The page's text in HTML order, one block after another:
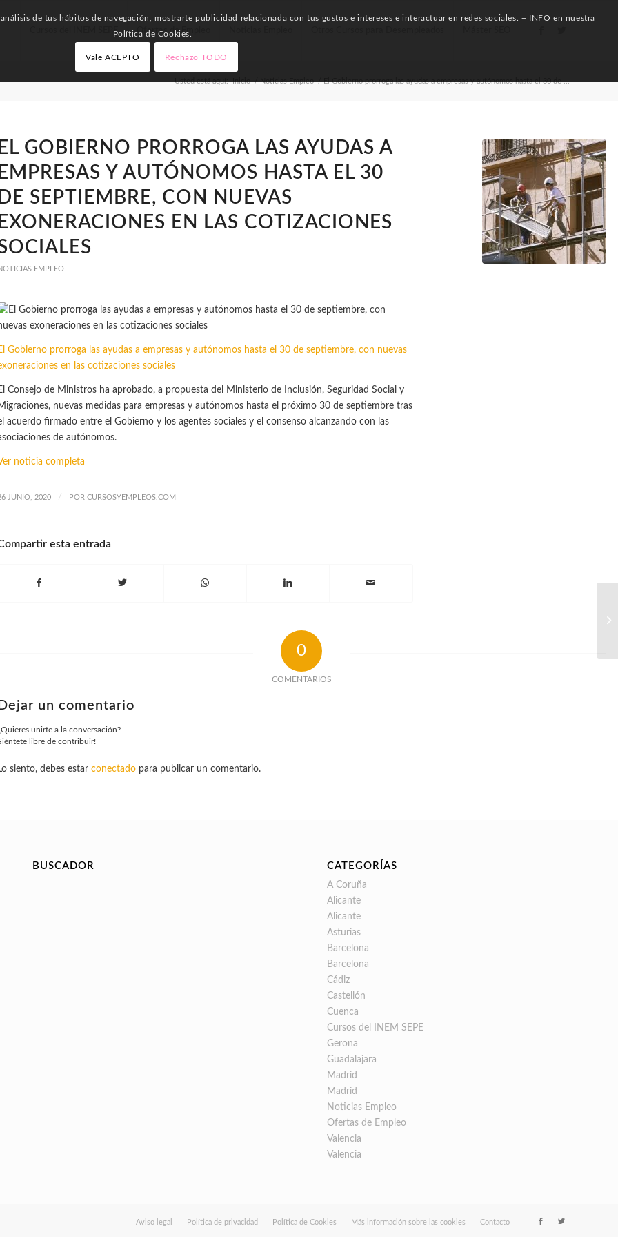
Cursos del INEM SEPE Ofertas de Empleo
Usted está aquí: Inicio / Noticias Empleo / El Gobierno prorroga las ayudas a empresas y autónomos hasta el 30 de ...
EL GOBIERNO PRORROGA LAS AYUDAS A
EMPRESAS Y AUTÓNOMOS HASTA EL 30
DE SEPTIEMBRE, CON NUEVAS
EXONERACIONES EN LAS COTIZACIONES
EMPLEO
Gobierno prorroga las ayudas a empresas y autónomos hasta el 30 de septiembre, con nuevas
en las cotizaciones sociales
Consejo de Ministros ha aprobado, a propuesta del Ministerio de Inclusión, Seguridad Social y
nuevas medidas para empresas y autónomos hasta el próximo 30 de septiembre tras
acuerdo firmado entre el Gobierno y los agentes sociales y el consenso alcanzando con las
de autónomos.
noticia completa
JUNIO, 2020 / POR CURSOSYEMPLEOS.COM
esta entrada
0
COMENTARIOS
Dejar un comentario
unirte a la conversación?
libre de contribuir!
siento, debes estar conectadopara publicar un comentario.
BUSCADOR CATEGORÍAS
A Coruña
Alicante
Alicante
Asturias
Barcelona
Barcelona
Cádiz
Castellón
Cuenca
Cursos del INEM SEPE
Gerona
Guadalajara
Madrid
Madrid
Noticias Empleo
Ofertas de Empleo
Valencia
Valencia
Aviso legal Política de privacidad Política de Cookies Más información sobre las cookies Contacto
de tus hábitos de navegación, mostrarte publicidad relacionada con tus gustos e intereses e interactuar en redes sociales. + INFO en nuestra
Política de Cookies.
Vale ACEPTO Rechazo TODO